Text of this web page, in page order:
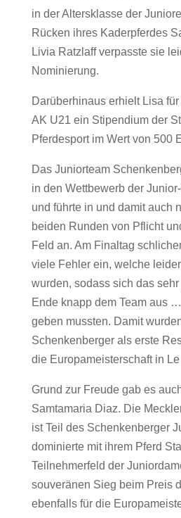
in der Altersklasse der
Rücken ihres Kaderpferdes
Livia Ratzlaff verpasste sie
Nominierung.
Darüberhinaus erhielt Lisa
AK U21 ein Stipendium der
Pferdesport im Wert von 500
Das Juniorteam
in den Wettbewerb der
und führte in und damit auch
beiden Runden von Pflicht
Feld an. Am Finaltag
viele Fehler ein, welche
wurden, sodass sich das
Ende knapp dem Team aus
geben mussten. Damit
Schenkenberger als erste
die Europameisterschaft in
Grund zur Freude gab es
Samtamaria Diaz. Die
ist Teil des Schenkenberger
dominierte mit ihrem Pferd
Teilnehmerfeld der
souveränen Sieg beim Preis
ebenfalls für die